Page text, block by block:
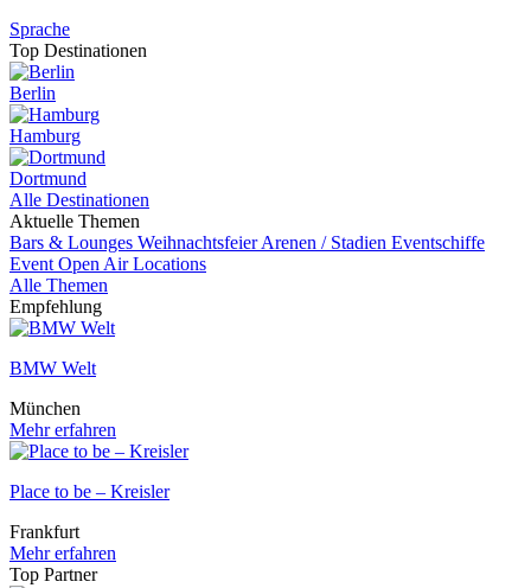
Sprache
Top Destinationen
Berlin
Hamburg
Dortmund
Alle Destinationen
Aktuelle Themen
Bars & Lounges WeihnachtsfeierArenen / Stadien Eventschiffe
Event Open Air Locations
Alle Themen
Empfehlung
BMW Welt
München
Mehr erfahren
Place to be – Kreisler
Frankfurt
Mehr erfahren
Top Partner